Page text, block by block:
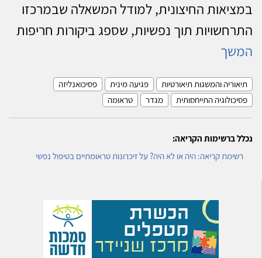
במציאות החיצונית, למודל המשאלה שבמרכזו
התרחשויות תוך נפשיות, שספג ביקורות חריפות
המשך
תיאוריה והמשגות תיאורטיות פגיעה מינית
פסיכואנליזה
פסיכולוגיה התייחסותית
מגדר טראומה
נכלל ברשימות הקריאה:
רשימת קריאה: היה או לא היה? על זיכרונות טראומתיים בטיפול נפשי